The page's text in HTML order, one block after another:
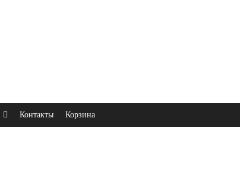
Контакты Корзина